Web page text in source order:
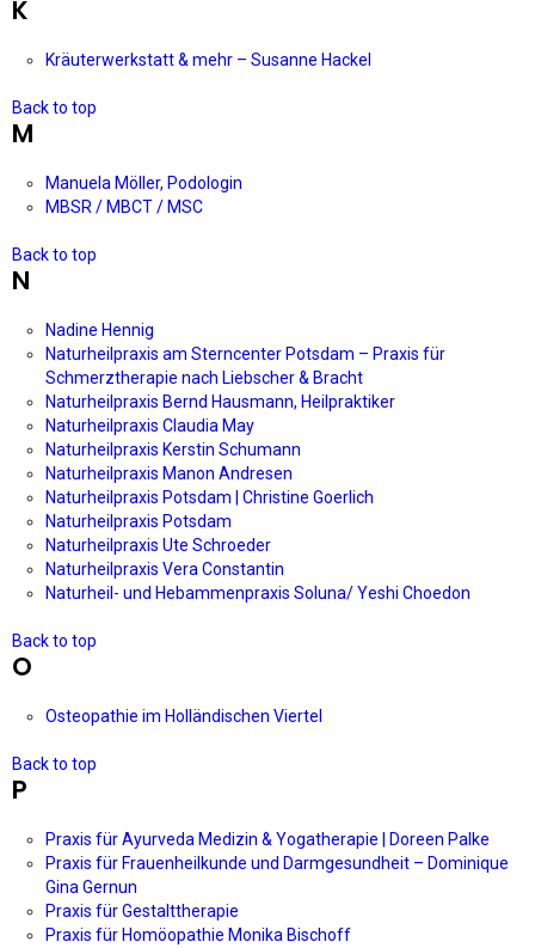
K
Kräuterwerkstatt & mehr – Susanne Hackel
Back to top
M
Manuela Möller, Podologin
MBSR / MBCT / MSC
Back to top
N
Nadine Hennig
Naturheilpraxis am Sterncenter Potsdam – Praxis für
Schmerztherapie nach Liebscher & Bracht
Naturheilpraxis Bernd Hausmann, Heilpraktiker
Naturheilpraxis Claudia May
Naturheilpraxis Kerstin Schumann
Naturheilpraxis Manon Andresen
Naturheilpraxis Potsdam | Christine Goerlich
Naturheilpraxis Potsdam
Naturheilpraxis Ute Schroeder
Naturheilpraxis Vera Constantin
Naturheil- und Hebammenpraxis Soluna/ Yeshi Choedon
Back to top
O
Osteopathie im Holländischen Viertel
Back to top
P
Praxis für Ayurveda Medizin & Yogatherapie | Doreen Palke
Praxis für Frauenheilkunde und Darmgesundheit – Dominique
Gina Gernun
Praxis für Gestalttherapie
Praxis für Homöopathie Monika Bischoff